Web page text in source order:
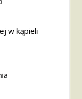
w kąpieli